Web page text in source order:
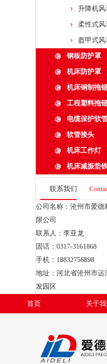
升降机
柔性式
盔甲式
钢板防护罩
机床防护罩
机床钢制拖
工程塑料拖
电缆保护软
软管接头
机床工作灯
机床减振垫
联系我们
公司名称：沧州市爱德
限公司
联系人：李亚龙
固话：0317-3161868
手机：18832756898
地址：河北省沧州市运
发园区
首页 关于